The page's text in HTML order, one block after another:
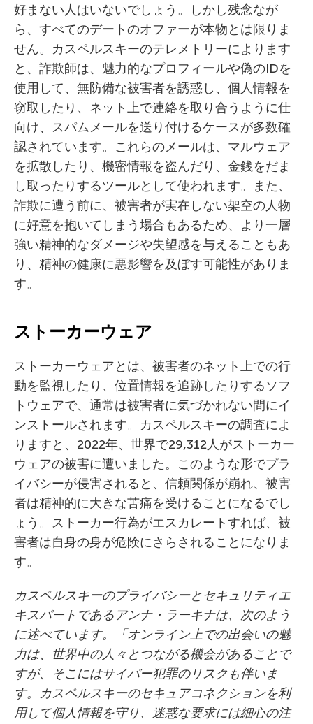
好まない人はいないでしょう。しかし残念なが
ら、すべてのデートのオファーが本物とは限りま
せん。カスペルスキーのテレメトリーによります
と、詐欺師は、魅力的なプロフィールや偽のIDを
使用して、無防備な被害者を誘惑し、個人情報を
窃取したり、ネット上で連絡を取り合うように仕
向け、スパムメールを送り付けるケースが多数確
認されています。これらのメールは、マルウェア
を拡散したり、機密情報を盗んだり、金銭をだま
し取ったりするツールとして使われます。また、
詐欺に遭う前に、被害者が実在しない架空の人物
に好意を抱いてしまう場合もあるため、より一層
強い精神的なダメージや失望感を与えることもあ
り、精神の健康に悪影響を及ぼす可能性がありま
す。
ストーカーウェア
ストーカーウェアとは、被害者のネット上での行
動を監視したり、位置情報を追跡したりするソフ
トウェアで、通常は被害者に気づかれない間にイ
ンストールされます。カスペルスキーの調査によ
りますと、2022年、世界で29,312人がストーカー
ウェアの被害に遭いました。このような形でプラ
イバシーが侵害されると、信頼関係が崩れ、被害
者は精神的に大きな苦痛を受けることになるでし
ょう。ストーカー行為がエスカレートすれば、被
害者は自身の身が危険にさらされることになりま
す。
カスペルスキーのプライバシーとセキュリティエ
キスパートであるアンナ・ラーキナは、次のよう
に述べています。
「オンライン上での出会いの魅
力は、世界中の人々とつながる機会があることで
すが、そこにはサイバー犯罪のリスクも伴いま
す。カスペルスキーのセキュアコネクションを利
用して個人情報を守り、迷惑な要求には細心の注